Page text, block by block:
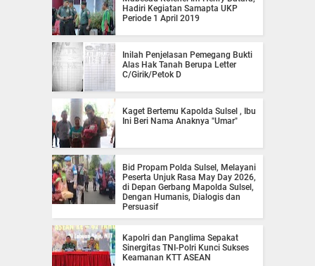
Hadiri Kegiatan Samapta UKP
Periode 1 April 2019
Inilah Penjelasan Pemegang Bukti
Alas Hak Tanah Berupa Letter
C/Girik/Petok D
Kaget Bertemu Kapolda Sulsel , Ibu
Ini Beri Nama Anaknya "Umar"
Bid Propam Polda Sulsel, Melayani
Peserta Unjuk Rasa May Day 2026,
di Depan Gerbang Mapolda Sulsel,
Dengan Humanis, Dialogis dan
Persuasif
Kapolri dan Panglima Sepakat
Sinergitas TNI-Polri Kunci Sukses
Keamanan KTT ASEAN